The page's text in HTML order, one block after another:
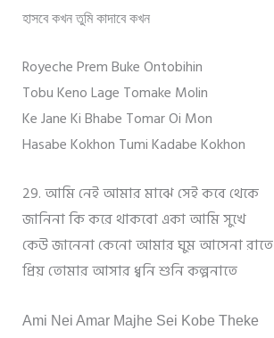
হাসবে কখন তুমি কাদাবে কখন
Royeche Prem Buke Ontobihin
Tobu Keno Lage Tomake Molin
Ke Jane Ki Bhabe Tomar Oi Mon
Hasabe Kokhon Tumi Kadabe Kokhon
29. আমি নেই আমার মাঝে সেই কবে থেকে
জানিনা কি করে থাকবো একা আমি সুখে
কেউ জানেনা কেনো আমার ঘুম আসেনা রাতে
প্রিয় তোমার আসার ধ্বনি শুনি কল্পনাতে
Ami Nei Amar Majhe Sei Kobe Theke